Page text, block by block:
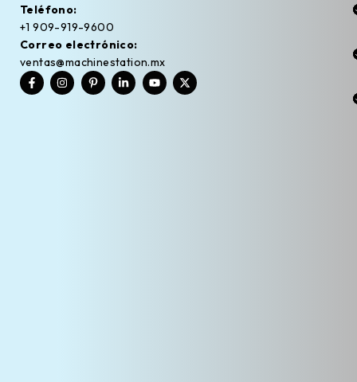
Teléfono:
+1 909-919-9600
Correo electrónico:
ventas@machinestation.mx